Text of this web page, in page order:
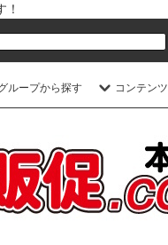
ループから探す コンテン